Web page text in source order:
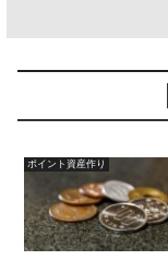
ポイント資産作り